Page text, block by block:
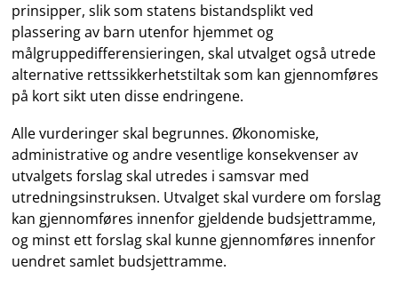
prinsipper, slik som statens bistandsplikt ved
plassering av barn utenfor hjemmet og
målgruppedifferensieringen, skal utvalget også utrede
alternative rettssikkerhetstiltak som kan gjennomføres
på kort sikt uten disse endringene.
Alle vurderinger skal begrunnes. Økonomiske,
administrative og andre vesentlige konsekvenser av
utvalgets forslag skal utredes i samsvar med
utredningsinstruksen. Utvalget skal vurdere om forslag
kan gjennomføres innenfor gjeldende budsjettramme,
og minst ett forslag skal kunne gjennomføres innenfor
uendret samlet budsjettramme.